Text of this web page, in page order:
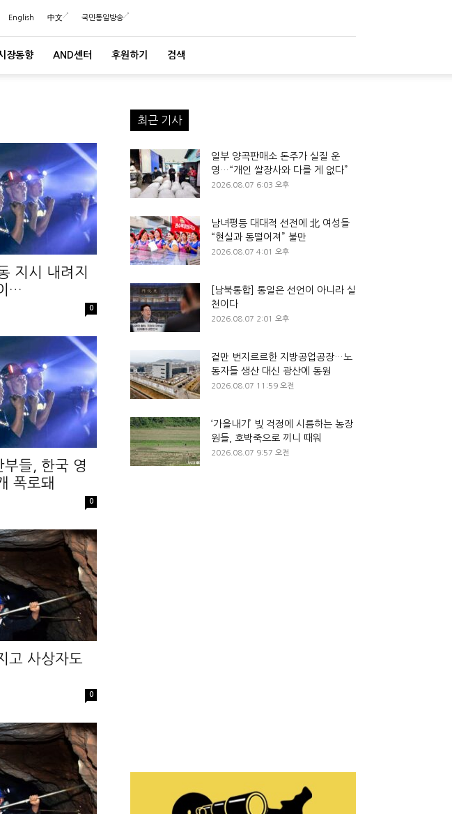
English 中文 국민통일방송
장동향 AND센터 후원하기 검색
지시 내려지
…
0
들, 한국 영
폭로돼
0
고 사상자도
0
최근 기사
일부 양곡판매소 돈주가 실질 운
영…“개인 쌀장사와 다를 게 없다”
2026.08.07 6:03 오후
남녀평등 대대적 선전에 北 여성들
“현실과 동떨어져” 불만
2026.08.07 4:01 오후
[남북통합] 통일은 선언이 아니라 실
천이다
2026.08.07 2:01 오후
겉만 번지르르한 지방공업공장…노
동자들 생산 대신 광산에 동원
2026.08.07 11:59 오전
‘가을내기’ 빚 걱정에 시름하는 농장
원들, 호박죽으로 끼니 때워
2026.08.07 9:57 오전